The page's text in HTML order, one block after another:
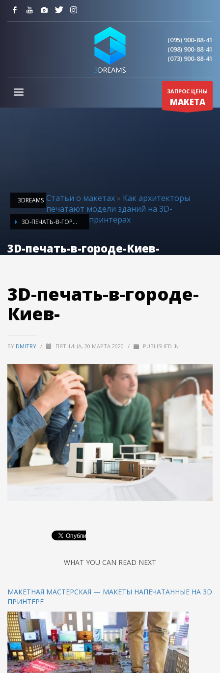
(095) 900-88-41
(098) 900-88-41
(073) 900-88-41
ЗАПРОС ЦЕНЫ
МАКЕТА
3DREAMS Статьи о макетах » Как архитекторы
печатают модели зданий на 3D-
принтерах
3D-ПЕЧАТЬ-В-ГОРОДЕ-КИЕВ-
3D-печать-в-городе-Киев-
3D-печать-в-городе-
Киев-
BY DMITRY / ПЯТНИЦА, 20 МАРТА 2020 / PUBLISHED IN
WHAT YOU CAN READ NEXT
МАКЕТНАЯ МАСТЕРСКАЯ — МАКЕТЫ НАПЕЧАТАННЫЕ НА 3D
ПРИНТЕРЕ